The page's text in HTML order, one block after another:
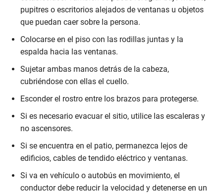
pupitres o escritorios alejados de ventanas u objetos
que puedan caer sobre la persona.
Colocarse en el piso con las rodillas juntas y la
espalda hacia las ventanas.
Sujetar ambas manos detrás de la cabeza,
cubriéndose con ellas el cuello.
Esconder el rostro entre los brazos para protegerse.
Si es necesario evacuar el sitio, utilice las escaleras y
no ascensores.
Si se encuentra en el patio, permanezca lejos de
edificios, cables de tendido eléctrico y ventanas.
Si va en vehículo o autobús en movimiento, el
conductor debe reducir la velocidad y detenerse en un